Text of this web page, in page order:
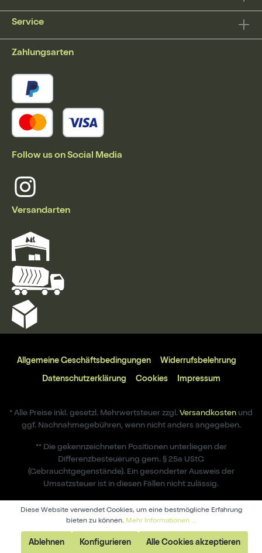
Service
Zahlungsarten
Follow us on Social Media
Versandarten
Allgemeine Geschäftsbedingungen Widerrufsbelehrung
Datenschutzerklärung Cookies Impressum
* Alle Preise inkl. gesetzl. Mehrwertsteuer zzgl. Versandkosten und
ggf. Nachnahmegebühren, wenn nicht anders angegeben.
** Die gekennzeichneten Positionen unterliegen der
Differenzbesteuerung gem. § 25a UStG
(Gebrauchtgegenstände). Ein gesonderter Ausweis der
Umsatzsteuer ist in diesen Fällen nicht zulässig.
Diese Website verwendet Cookies, um eine bestmögliche Erfahrung
bieten zu können. Mehr Informationen ...
Ablehnen Konfigurieren Alle Cookies akzeptieren